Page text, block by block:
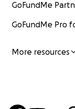
GoFundMe
GoFundMe Pro
More resources